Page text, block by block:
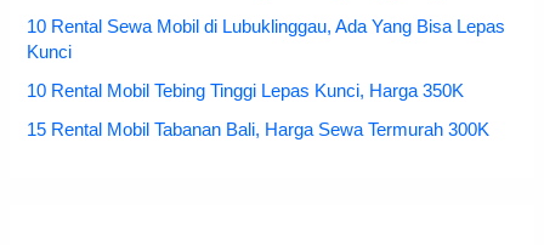
10 Rental Sewa Mobil di Lubuklinggau, Ada Yang Bisa Lepas
Kunci
10 Rental Mobil Tebing Tinggi Lepas Kunci, Harga 350K
15 Rental Mobil Tabanan Bali, Harga Sewa Termurah 300K